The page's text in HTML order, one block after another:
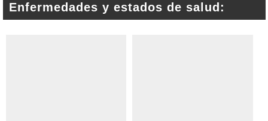
Enfermedades y estados de salud: